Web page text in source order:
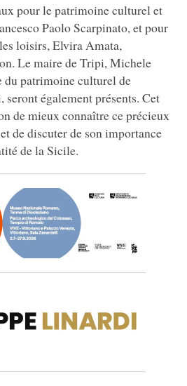
pour le patrimoine culturel et
Paolo Scarpinato, et pour
loisirs, Elvira Amata,
Le maire de Tripi, Michele
patrimoine culturel de
également présents. Cet
de mieux connaître ce précieux
de discuter de son importance
de la Sicile.